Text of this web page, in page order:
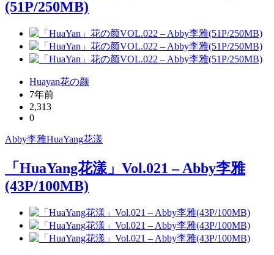
(51P/250MB)
Huayan花の颜
7年前
2,313
0
Abby李雅HuaYang花漾
「HuaYang花漾」Vol.021 – Abby李雅
(43P/100MB)